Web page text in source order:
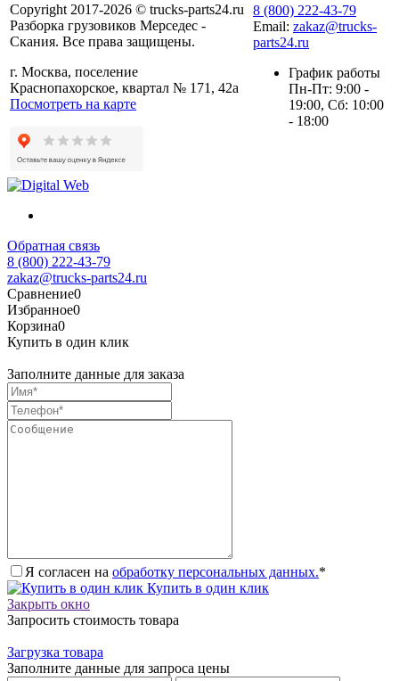
Copyright 2017-2026 © trucks-parts24.ru
Разборка грузовиков Мерседес -
Скания. Все права защищены.
г. Москва, поселение
Краснопахорское, квартал № 171, 42а
Посмотреть на карте
8 (800) 222-43-79
Email: zakaz@trucks-
parts24.ru
График работы
Пн-Пт: 9:00 -
19:00, Сб: 10:00
- 18:00
Обратная связь
8 (800) 222-43-79
zakaz@trucks-parts24.ru
Сравнение0
Избранное0
Корзина0
Купить в один клик
Заполните данные для заказа
Я согласен на обработку персональных данных.*
Купить в один клик
Закрыть окно
Запросить стоимость товара
Загрузка товара
Заполните данные для запроса цены